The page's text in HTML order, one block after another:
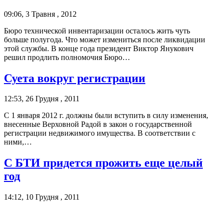
09:06, 3 Травня , 2012
Бюро технической инвентаризации осталось жить чуть
больше полугода. Что может измениться после ликвидации
этой службы. В конце года президент Виктор Янукович
решил продлить полномочия Бюро…
Суета вокруг регистрации
12:53, 26 Грудня , 2011
С 1 января 2012 г. должны были вступить в силу изменения,
внесенные Верховной Радой в закон о государственной
регистрации недвижимого имущества. В соответствии с
ними,…
С БТИ придется прожить еще целый
год
14:12, 10 Грудня , 2011